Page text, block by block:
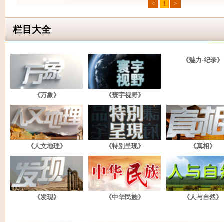
< 1 >
栏目大全
《万象》 《寰宇视野》
《魅力·纪录》
《人文地理》 《特别呈现》 《真相》
《发现》 《中华民族》 《人与自然》